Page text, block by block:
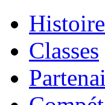
Classes